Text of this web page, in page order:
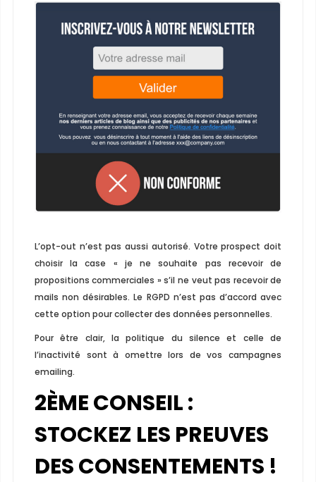
L’opt-out n’est pas aussi autorisé. Votre prospect doit
choisir la case « je ne souhaite pas recevoir de
propositions commerciales » s’il ne veut pas recevoir de
mails non désirables. Le RGPD n’est pas d’accord avec
cette option pour collecter des données personnelles.
Pour être clair, la politique du silence et celle de
l’inactivité sont à omettre lors de vos campagnes
emailing.
2ÈMECONSEIL :
STOCKEZ LES PREUVES
DES CONSENTEMENTS !